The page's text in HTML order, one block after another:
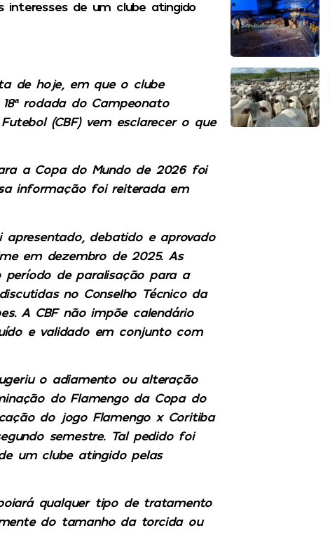
interesses de um clube atingido
de hoje, em que o clube
rodada do Campeonato
(CBF) vem esclarecer o que
a Copa do Mundo de 2026 foi
informação foi reiterada em
debatido e aprovado
em dezembro de 2025. As
período de paralisação para a
no Conselho Técnico da
A CBF não impõe calendário
e validado em conjunto com
o adiamento ou alteração
do Flamengo da Copa do
do jogo Flamengo x Coritiba
semestre. Tal pedido foi
um clube atingido pelas
qualquer tipo de tratamento
do tamanho da torcida ou